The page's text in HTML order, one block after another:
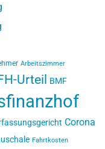
Arbeitszimmer
Urteil BMF
Corona
Fahrtkosten